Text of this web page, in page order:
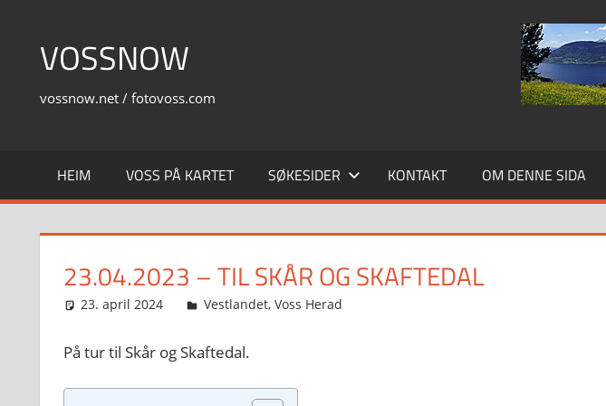
contentVOSSNOW
vossnow.net / fotovoss.com
HEIM VOSS PÅ KARTET SØKESIDER KONTAKT OM DENNE SIDA
23.04.2023 – TIL SKÅR OG SKAFTEDAL
23. april 2024 Svein
Vestlandet, Voss Herad
På tur til Skår og Skaftedal.